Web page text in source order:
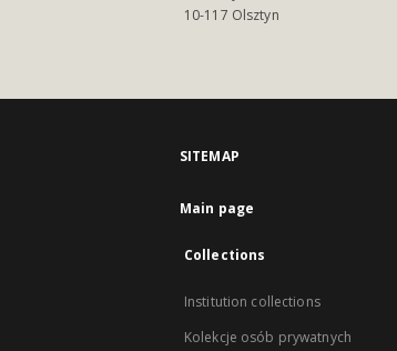
10-117 Olsztyn
SITEMAP
Main page
Collections
Institution collections
Kolekcje osób prywatnych